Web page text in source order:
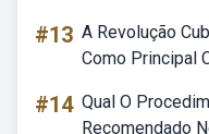
#13 A Revolução
Como Principal
#14 Qual O
Recomendado